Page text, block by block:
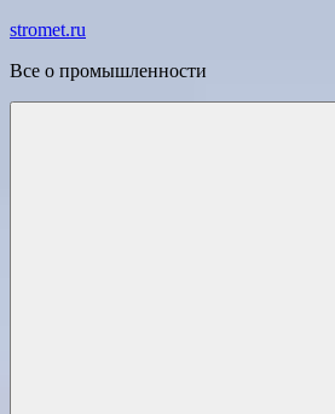
Перейти
содержимому
stromet.ru
Все о промышленности